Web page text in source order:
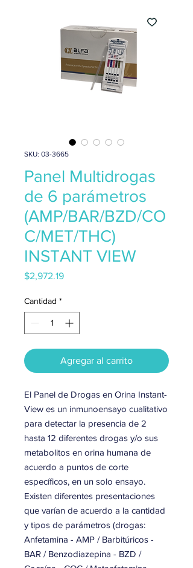
SKU: 03-3665
Panel Multidrogas
de 6 parámetros
(AMP/BAR/BZD/CO
C/MET/THC)
INSTANT VIEW
$2,972.19Precio
Cantidad *
Agregar al carrito
El Panel de Drogas en Orina Instant-
View es un inmunoensayo cualitativo
para detectar la presencia de 2
hasta 12 diferentes drogas y/o sus
metabolitos en orina humana de
acuerdo a puntos de corte
específicos, en un solo ensayo.
Existen diferentes presentaciones
que varían de acuerdo a la cantidad
y tipos de parámetros (drogas:
Anfetamina - AMP / Barbitúricos -
BAR / Benzodiazepina - BZD /